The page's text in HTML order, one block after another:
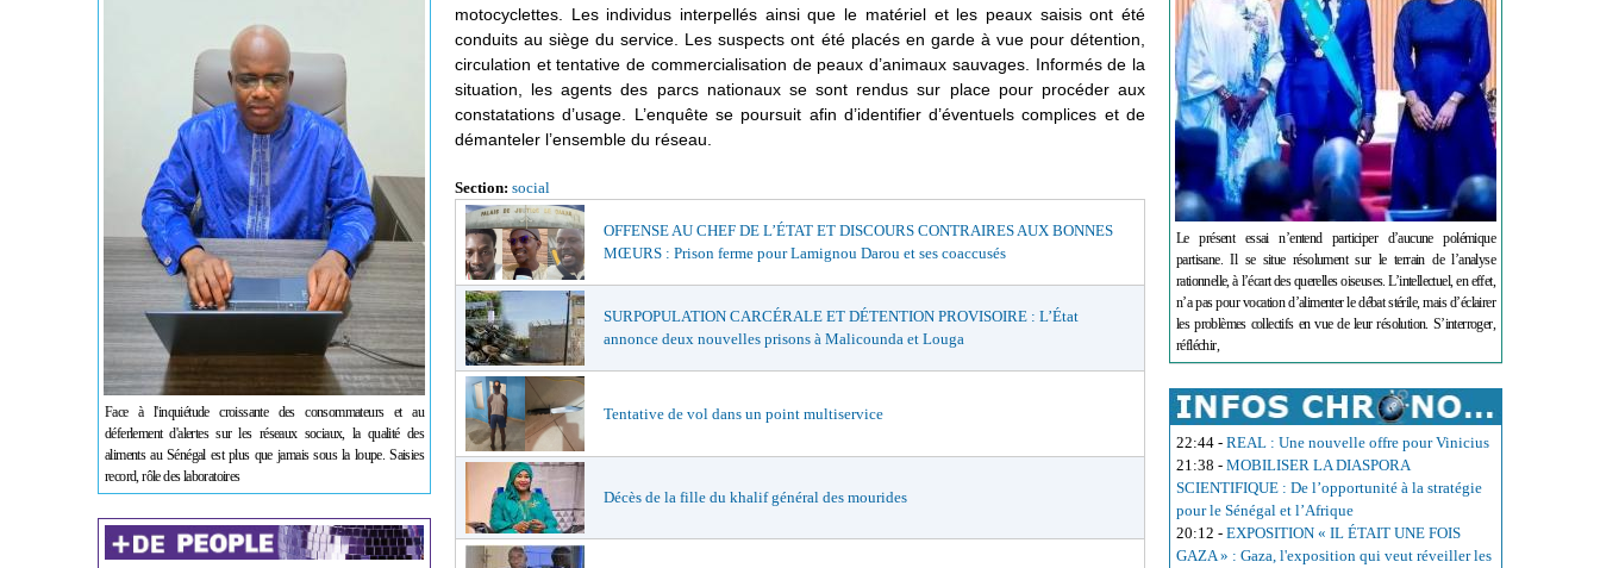
Face à l'inquiétude croissante des consommateurs et au
déferlement d'alertes sur les réseaux sociaux, la qualité des
aliments au Sénégal est plus que jamais sous la loupe. Saisies
record, rôle des laboratoires
motocyclettes. Les individus interpellés ainsi que le matériel et les peaux saisis ont été
conduits au siège du service. Les suspects ont été placés en garde à vue pour détention,
circulation et tentative de commercialisation de peaux d’animaux sauvages. Informés de la
situation, les agents des parcs nationaux se sont rendus sur place pour procéder aux
constatations d’usage. L’enquête se poursuit afin d’identifier d’éventuels complices et de
démanteler l’ensemble du réseau.
Section: social
OFFENSE AU CHEF DE L’ÉTAT ET DISCOURS CONTRAIRES AUX BONNES
MŒURS : Prison ferme pour Lamignou Darou et ses coaccusés
SURPOPULATION CARCÉRALE ET DÉTENTION PROVISOIRE : L’État
annonce deux nouvelles prisons à Malicounda et Louga
Tentative de vol dans un point multiservice
Décès de la fille du khalif général des mourides
Le présent essai n’entend participer d’aucune polémique
partisane. Il se situe résolument sur le terrain de l’analyse
rationnelle, à l’écart des querelles oiseuses. L’intellectuel, en effet,
n’a pas pour vocation d’alimenter le débat stérile, mais d’éclairer
les problèmes collectifs en vue de leur résolution. S’interroger,
réfléchir,
22:44 - REAL : Une nouvelle offre pour Vinicius
21:38 - MOBILISER LA DIASPORA
SCIENTIFIQUE : De l’opportunité à la stratégie
pour le Sénégal et l’Afrique
20:12 - EXPOSITION « IL ÉTAIT UNE FOIS
GAZA » : Gaza, l'exposition qui veut réveiller les